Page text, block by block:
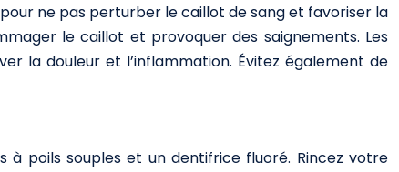
ne pas perturber le caillot de sang et favoriser la
le caillot et provoquer des saignements. Les
la douleur et l’inflammation. Évitez également de
à poils souples et un dentifrice fluoré. Rincez votre